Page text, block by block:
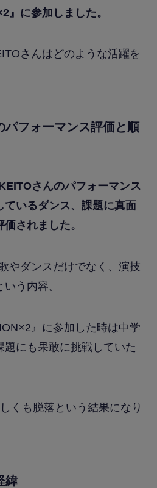
』に参加しました。
さんはどのような活躍を
パフォーマンス評価と順
さんのパフォーマンス
ているダンス、課題に真面
されました。
やダンスだけでなく、演技
う内容。
』に参加した時は中学
にも果敢に挑戦していた
くも脱落という結果になり
緯